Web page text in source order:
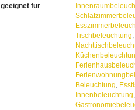
geeignet für
Tischbeleuchtung,
Beleuchtung,
Innenbeleuchtung,